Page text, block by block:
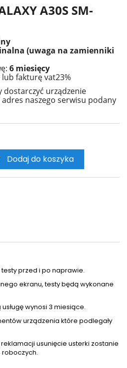
A30S SM-
(uwaga na zamienniki
6 miesięcy
fakturę vat23%
dostarczyć urządzenie
adres naszego serwisu podany
Dodaj do koszyka
przed i po naprawie.
ekranu, testy będą wykonane
wynosi 3 miesiące.
urządzenia które podlegały
usunięcie usterki zostanie
roboczych.